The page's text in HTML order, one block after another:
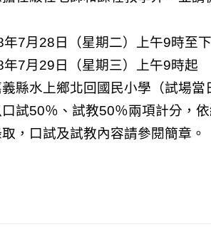
年7月 28 日 （星期二）上午9時至
年7月 29 日 （星期三）上午9時起
縣水上鄉北回國民小學（試場當
試50％、試教50％兩項計分，
，口試及試教內容請參閱簡章。